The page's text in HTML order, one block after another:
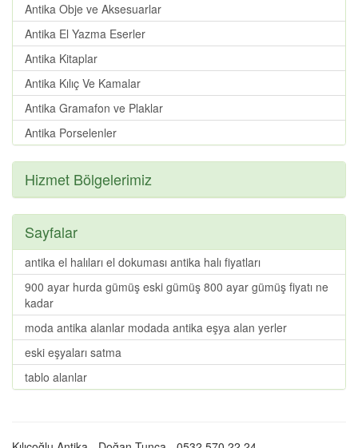
Antika Obje ve Aksesuarlar
Antika El Yazma Eserler
Antika Kitaplar
Antika Kılıç Ve Kamalar
Antika Gramafon ve Plaklar
Antika Porselenler
Hizmet Bölgelerimiz
Sayfalar
antika el halıları el dokuması antika halı fiyatları
900 ayar hurda gümüş eski gümüş 800 ayar gümüş fiyatı ne
kadar
moda antika alanlar modada antika eşya alan yerler
eski eşyaları satma
tablo alanlar